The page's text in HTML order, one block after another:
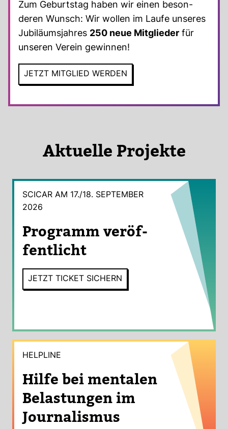
Zum Geburtstag haben wir einen beson­
deren Wunsch: Wir wollen im Laufe unseres
Jubi­lä­ums­jahres 250 neue Mit­glieder für
unseren Verein gewinnen!
JETZT MIT­GLIED WERDEN
Aktu­elle Pro­jekte
SCICAR AM 17./18. SEP­TEMBER
2026
Pro­gramm ver­öf­
fent­licht
JETZT TICKET SICHERN
HEL­PLINE
Hilfe bei men­talen
Belas­tungen im
Jour­na­lismus